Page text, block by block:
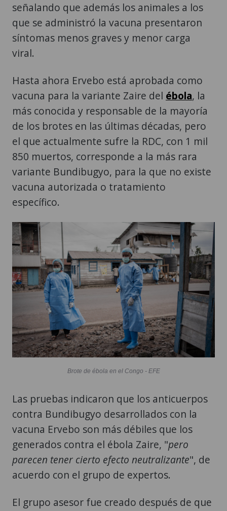
señalando que además los animales a los
que se administró la vacuna presentaron
síntomas menos graves y menor carga
viral.
Hasta ahora Ervebo está aprobada como
vacuna para la variante Zaire del ébola, la
más conocida y responsable de la mayoría
de los brotes en las últimas décadas, pero
el que actualmente sufre la RDC, con 1 mil
850 muertos, corresponde a la más rara
variante Bundibugyo, para la que no existe
vacuna autorizada o tratamiento
específico.
Brote de ébola en el Congo - EFE
Las pruebas indicaron que los anticuerpos
contra Bundibugyo desarrollados con la
vacuna Ervebo son más débiles que los
generados contra el ébola Zaire, "pero
parecen tener cierto efecto neutralizante", de
acuerdo con el grupo de expertos.
El grupo asesor fue creado después de que